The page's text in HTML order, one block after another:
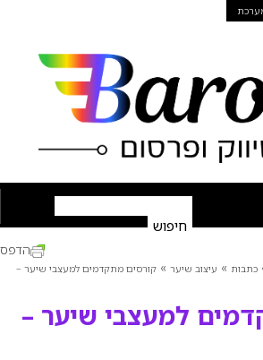
כתבות » עיצוב שיער » קורסים מתקדמים למעצבי שיער –
למעצבי שיער –
הדפס